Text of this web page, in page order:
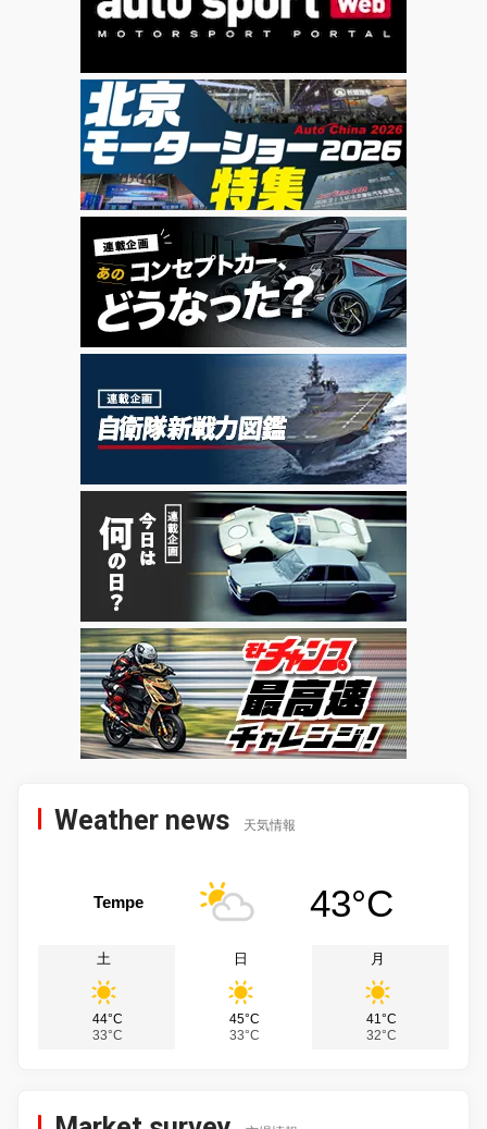
Weather news 天気情報
Tempe 43°C
土
44°C
33°C
日
45°C
33°C
月
41°C
32°C